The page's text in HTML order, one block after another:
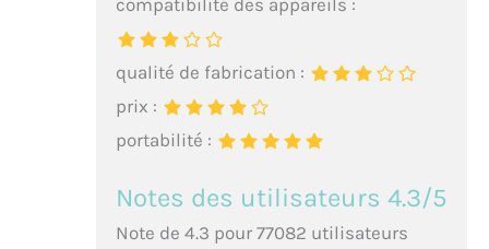
compatibilité des appareils :
qualité de fabrication :
prix :
portabilité :
Notes des utilisateurs 4.3/5
Note de 4.3 pour 77082 utilisateurs